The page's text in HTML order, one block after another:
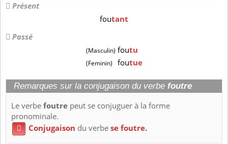
Présent
foutant
Passé
(Masculin) foutu
(Feminin) foutue
Remarques sur la conjugaison du verbe foutre
Le verbefoutre peut se conjuguer à la forme
pronominale.
 Conjugaison du verbese foutre.